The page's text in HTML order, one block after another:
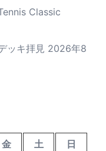
Classic
ッキ拝見 2026年8
金 土
日